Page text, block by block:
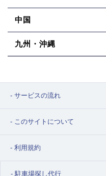
中国
九州・沖縄
サービスの流れ
このサイトについて
利用規約
駐車場探し代行